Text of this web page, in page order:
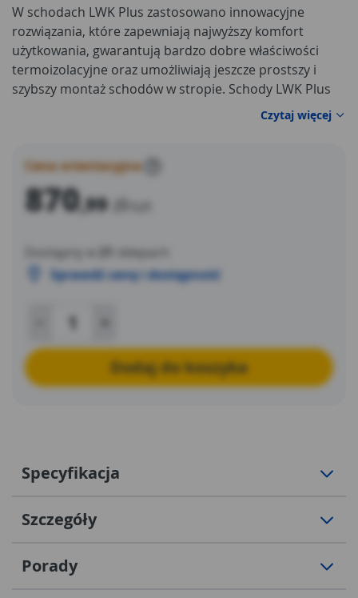
W schodach LWK Plus zastosowano innowacyjne
rozwiązania, które zapewniają najwyższy komfort
użytkowania, gwarantują bardzo dobre właściwości
termoizolacyjne oraz umożliwiają jeszcze prostszy i
szybszy montaż schodów w stropie. Schody LWK Plus
posiadają estetycznie wykończoną termoizolacyjną
klapę w kolorze białym oraz standardowo wyposażone
Czytaj więcej
Cena orientacyjna
870,99 zł
Dostępny w
sklepach
Sprawdź cenę i dostępność
Dodaj do koszyka
Specyfikacja
Szczegóły
Porady